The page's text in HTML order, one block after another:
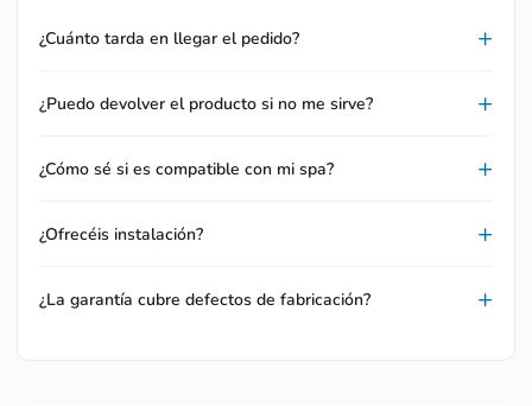
¿Cuánto tarda en llegar el pedido?
¿Puedo devolver el producto si no me sirve?
¿Cómo sé si es compatible con mi spa?
¿Ofrecéis instalación?
¿La garantía cubre defectos de fabricación?